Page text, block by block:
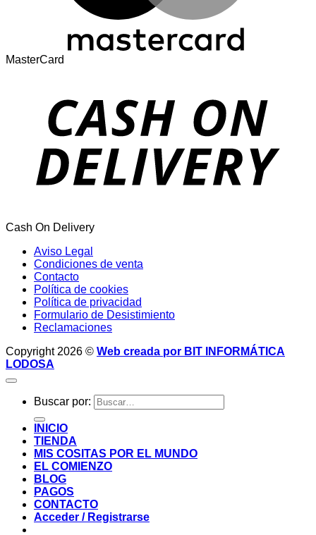
MasterCard
Cash On Delivery
Aviso Legal
Condiciones de venta
Contacto
Política de cookies
Política de privacidad
Formulario de Desistimiento
Reclamaciones
Copyright 2026 © Web creada por BIT INFORMÁTICA
LODOSA
Buscar por:
INICIO
TIENDA
MIS COSITAS POR EL MUNDO
EL COMIENZO
BLOG
PAGOS
CONTACTO
Acceder / Registrarse